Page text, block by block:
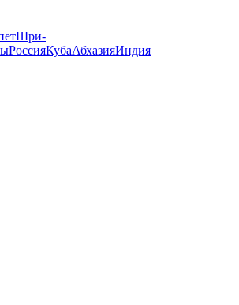
Шри-
РоссияКубаАбхазияИндия